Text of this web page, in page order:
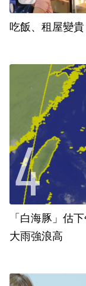
吃飯、租屋變
「白海豚」估
大雨強浪高